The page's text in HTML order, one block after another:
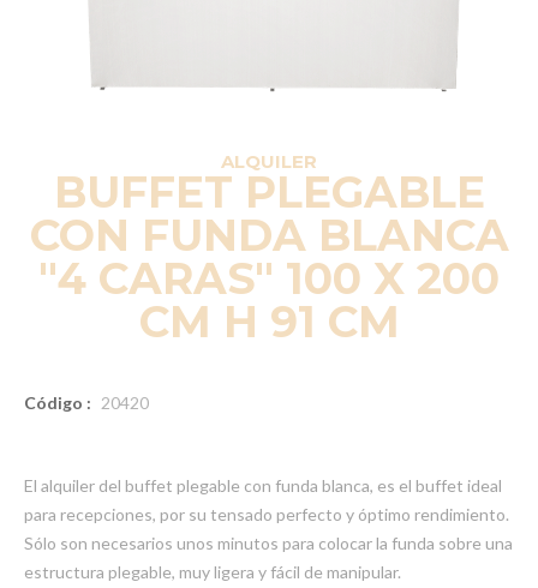
ALQUILER
BUFFET PLEGABLE
CON FUNDA BLANCA
"4 CARAS" 100 X 200
CM H 91 CM
Código : 20420
El alquiler del buffet plegable con funda blanca, es el buffet ideal
para recepciones, por su tensado perfecto y óptimo rendimiento.
Sólo son necesarios unos minutos para colocar la funda sobre una
estructura plegable, muy ligera y fácil de manipular.